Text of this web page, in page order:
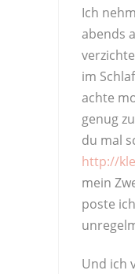
Ich
abends
im
achte
genug
du mal
http://
mein
poste
Und ich